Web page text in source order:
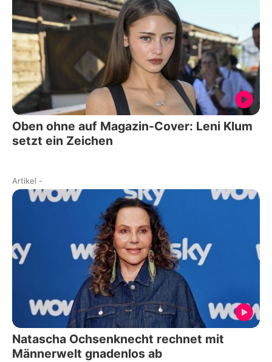
Oben ohne auf Magazin-Cover: Leni Klum
setzt ein Zeichen
Artikel -
Natascha Ochsenknecht rechnet mit
Männerwelt gnadenlos ab